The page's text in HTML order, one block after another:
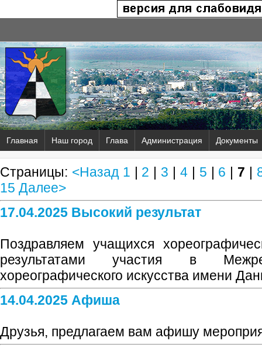
Главная Наш город Глава Администрация Документы
Страницы: <Назад 1 | 2 | 3 | 4| 5 | 6 | 7 |
15 Далее>
17.04.2025 Высокий результат
Поздравляем учащихся
результатами участия в
хореографического искусства имени
14.04.2025 Афиша
Друзья, предлагаем вам афишу